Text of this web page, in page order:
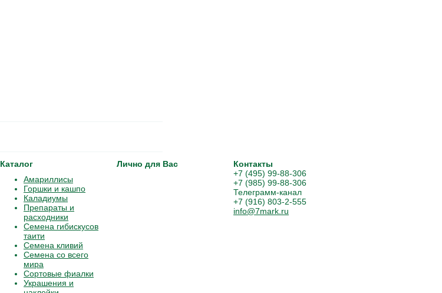
Каталог
Амариллисы
Горшки и кашпо
Каладиумы
Препараты и
расходники
Семена гибискусов
таити
Семена кливий
Семена со всего
мира
Сортовые фиалки
Украшения и
Лично для Вас
Контакты
+7 (495) 99-88-306
+7 (985) 99-88-306
Телеграмм-канал
+7 (916) 803-2-555
info@7mark.ru